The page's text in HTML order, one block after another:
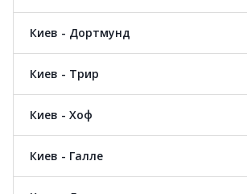
Киев - Дортмунд
Киев - Трир
Киев - Хоф
Киев - Галле